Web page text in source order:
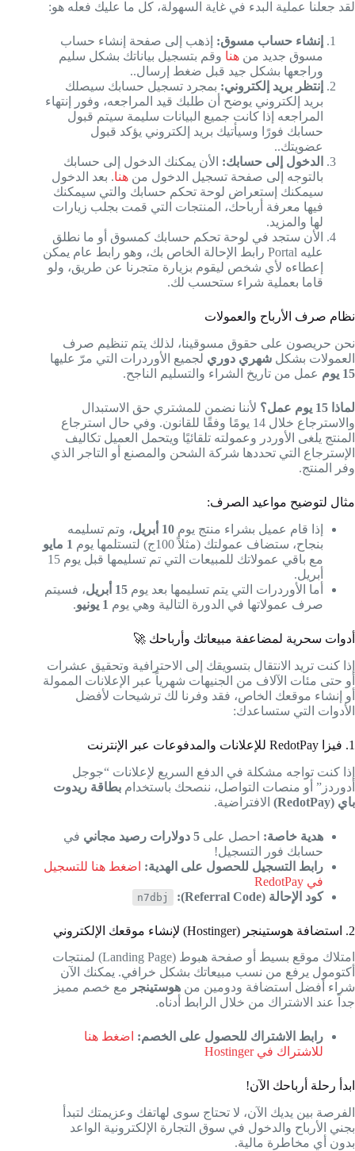
لقد جعلنا عملية البدء في غاية السهولة، كل ما عليك فعله هو:
إنشاء حساب مسوق: إذهب إلى صفحة إنشاء حساب
مسوق جديد من هنا وقم بتسجيل بياناتك بشكل سليم
وراجعها بشكل جيد قبل ضغط إرسال..
إنتظر بريد إلكتروني: بمجرد تسجيل حسابك سيصلك
بريد إلكتروني يوضح أن طلبك قيد المراجعه، وفور إنتهاء
المراجعه إذا كانت جميع البيانات سليمة سيتم قبول
حسابك فورًا وسيأتيك بريد إلكتروني يؤكد قبول
عضويتك..
الدخول إلى حسابك: الأن يمكنك الدخول إلى حسابك
بالتوجه إلى صفحة تسجيل الدخول من هنا. بعد الدخول
سيمكنك إستعراض لوحة تحكم حسابك والتي سيمكنك
فيها معرفة أرباحك، المنتجات التي قمت بجلب زيارات
لها والمزيد.
الأن ستجد في لوحة تحكم حسابك كمسوق أو ما نطلق
عليه Portal رابط الإحالة الخاص بك، وهو رابط عام يمكن
إعطاءه لأي شخص ليقوم بزيارة متجرنا عن طريق، ولو
قاما بعملية شراء ستحسب لك.
نظام صرف الأرباح والعمولات
نحن حريصون على حقوق مسوقينا، لذلك يتم تنظيم صرف
العمولات بشكل شهري دوري لجميع الأوردرات التي مرّ عليها
15 يوم
عمل من تاريخ الشراء والتسليم الناجح.
لماذا 15 يوم عمل؟
لأننا نضمن للمشتري حق الاستبدال
والاسترجاع خلال 14 يومًا وفقًا للقانون. وفي حال استرجاع
المنتج يلغى الأوردر وعمولته تلقائيًا ويتحمل العميل تكاليف
الإسترجاع التي تحددها شركة الشحن والمصنع أو التاجر الذي
وفر المنتج.
مثال لتوضيح مواعيد الصرف:
إذا قام عميل بشراء منتج يوم 10 أبريل
، وتم تسليمه
بنجاح، ستضاف عمولتك (مثلاً 100ج) لتستلمها يوم
1 مايو
مع باقي عمولاتك للمبيعات التي تم تسليمها قبل يوم 15
أبريل.
أما الأوردرات التي يتم تسليمها بعد يوم 15 أبريل
، فسيتم
صرف عمولاتها في الدورة التالية وهي يوم 1 يونيو .
أدوات سحرية لمضاعفة مبيعاتك وأرباحك 🚀
إذا كنت تريد الانتقال بتسويقك إلى الاحترافية وتحقيق عشرات
أو حتى مئات الآلاف من الجنيهات شهرياً عبر الإعلانات الممولة
أو إنشاء موقعك الخاص، فقد وفرنا لك ترشيحات لأفضل
الأدوات التي ستساعدك:
1. فيزا RedotPay للإعلانات والمدفوعات عبر الإنترنت
إذا كنت تواجه مشكلة في الدفع السريع لإعلانات “جوجل
أدوردز” أو منصات التواصل، ننصحك باستخدام بطاقة ريدوت
باي (RedotPay)
الافتراضية.
هدية خاصة: احصل على 5 دولارات رصيد مجاني
في
حسابك فور التسجيل!
رابط التسجيل للحصول على الهدية: اضغط هنا للتسجيل
في RedotPay
كود الإحالة (Referral Code):
n7dbj
2. استضافة هوستينجر (Hostinger) لإنشاء موقعك الإلكتروني
امتلاك موقع بسيط أو صفحة هبوط (Landing Page) لمنتجات
أكتومول يرفع من نسب مبيعاتك بشكل خرافي. يمكنك الآن
شراء أفضل استضافة ودومين من هوستينجر مع خصم مميز
جداً عند الاشتراك من خلال الرابط أدناه.
رابط الاشتراك للحصول على الخصم: اضغط هنا
للاشتراك في Hostinger
ابدأ رحلة أرباحك الآن!
الفرصة بين يديك الآن، لا تحتاج سوى لهاتفك وعزيمتك لتبدأ
بجني الأرباح والدخول في سوق التجارة الإلكترونية الواعد
بدون أي مخاطرة مالية.